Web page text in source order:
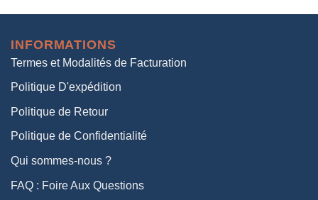
initial
38,00€.
actuel
INFORMATIONS
Termes et Modalités de Facturation
Politique D'expédition
Politique de Retour
Politique de Confidentialité
Qui sommes-nous ?
FAQ : Foire Aux Questions